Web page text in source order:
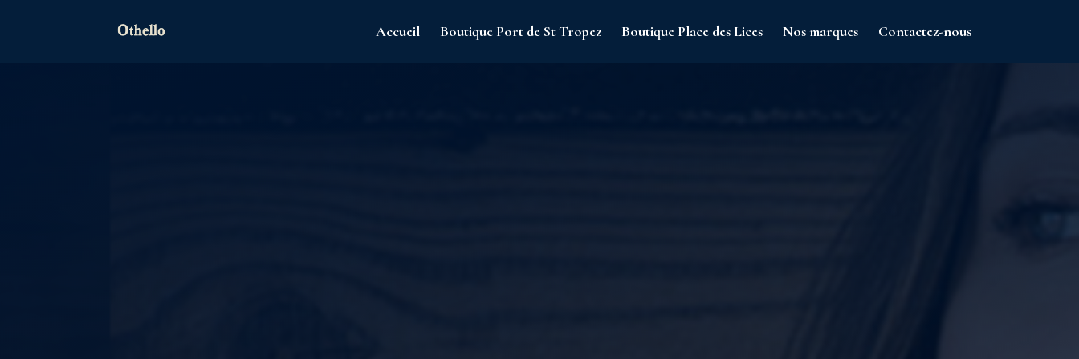
Accueil Boutique Port de St Tropez Boutique Place des Lices Nos marques Contactez-nous